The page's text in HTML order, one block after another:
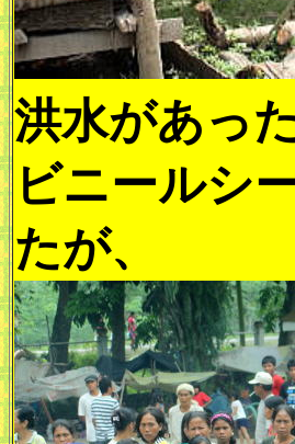
洪水があっ
ビニールシ
たが、